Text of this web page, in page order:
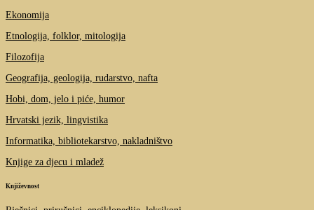
Ekonomija
Etnologija, folklor, mitologija
Filozofija
Geografija, geologija, rudarstvo, nafta
Hobi, dom, jelo i piće, humor
Hrvatski jezik, lingvistika
Informatika, bibliotekarstvo, nakladništvo
Knjige za djecu i mladež
Književnost